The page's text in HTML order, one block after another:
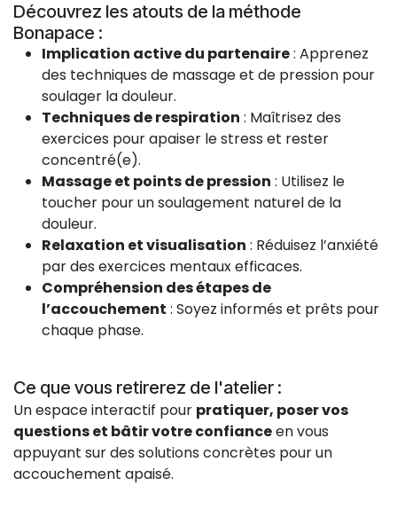
Découvrez les atouts de la méthode
Bonapace :
Implication active du partenaire: Apprenez
des techniques de massage et de pression pour
soulager la douleur.
Techniques de respiration : Maîtrisez des
exercices pour apaiser le stress et rester
concentré(e).
Massage et points de pression : Utilisez le
toucher pour un soulagement naturel de la
douleur.
Relaxation et visualisation : Réduisez l’anxiété
par des exercices mentaux efficaces.
Compréhension des étapes de
l’accouchement : Soyez informés et prêts pour
chaque phase.
Ce que vous retirerez de l'atelier :
Un espace interactif pour pratiquer, poser vos
questions et bâtir votre confianceen vous
appuyant sur des solutions concrètes pour un
accouchement apaisé.